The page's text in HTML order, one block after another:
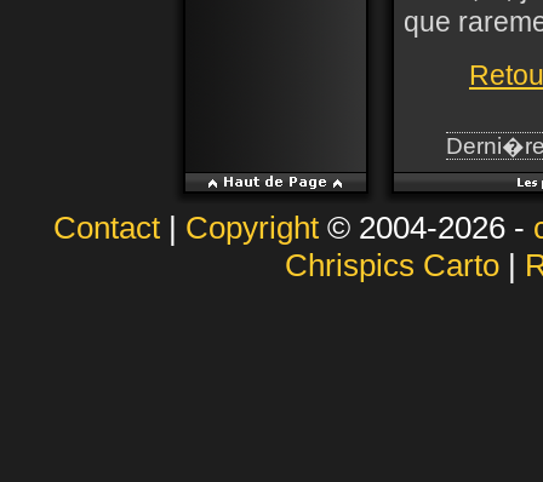
que
Contact| Copyright© 2004-2026 -
Chrispics Carto|